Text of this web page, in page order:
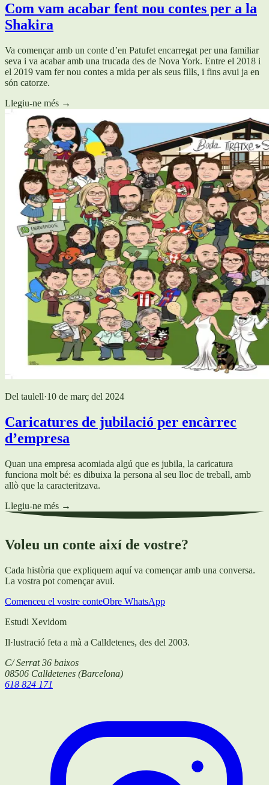
Com vam acabar fent nou contes per a la
Shakira
Va començar amb un conte d’en Patufet encarregat per una familiar
seva i va acabar amb una trucada des de Nova York. Entre el 2018 i
el 2019 vam fer nou contes a mida per als seus fills, i fins avui ja en
són catorze.
Llegiu-ne més →
Del taulell·10 de març del 2024
Caricatures de jubilació per encàrrec
d’empresa
Quan una empresa acomiada algú que es jubila, la caricatura
funciona molt bé: es dibuixa la persona al seu lloc de treball, amb
allò que la caracteritzava.
Llegiu-ne més →
Voleu un conte així de vostre?
Cada història que expliquem aquí va començar amb una conversa.
La vostra pot començar avui.
Comenceu el vostre conteObre WhatsApp
Estudi Xevidom
Il·lustració feta a mà a Calldetenes, des del 2003.
C/ Serrat 36 baixos
08506 Calldetenes (Barcelona)
618 824 171